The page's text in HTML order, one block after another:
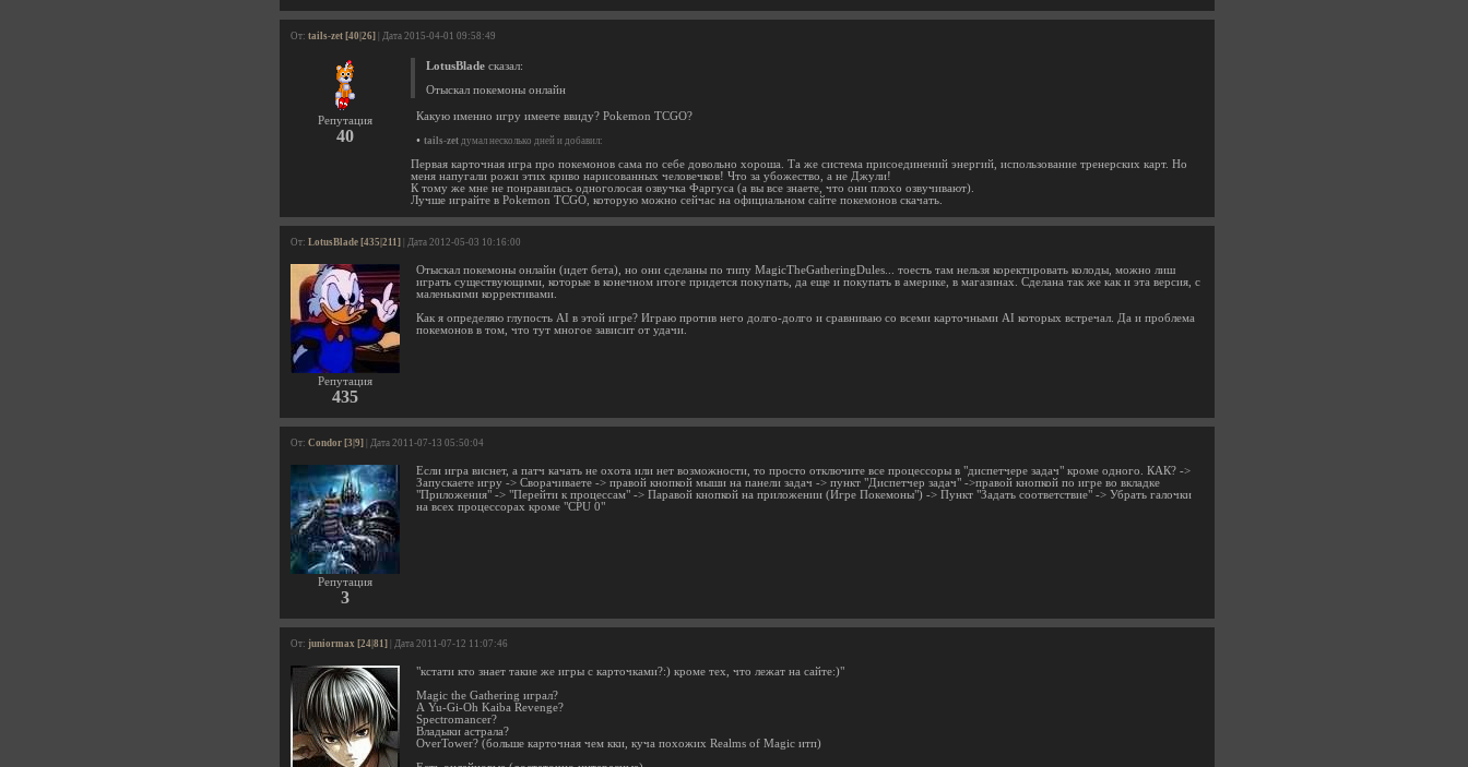
От: tails-zet [40|26] | Дата 2015-04-01 09:58:49
Репутация
40
LotusBlade сказал:
Отыскал покемоны онлайн
Какую именно игру имеете ввиду? Pokemon TCGO?
• tails-zet думал несколько дней и добавил:
Первая карточная игра про покемонов сама по себе довольно хороша. Та же система присоединений энергий, использование тренерских карт. Но
меня напугали рожи этих криво нарисованных человечков! Что за убожество, а не Джули!
К тому же мне не понравилась одноголосая озвучка Фаргуса (а вы все знаете, что они плохо озвучивают).
Лучше играйте в Pokemon TCGO, которую можно сейчас на официальном сайте покемонов скачать.
От: LotusBlade [435|211] | Дата 2012-05-03 10:16:00
Репутация
435
Отыскал покемоны онлайн (идет бета), но они сделаны по типу MagicTheGatheringDules... тоесть там нельзя коректировать колоды, можно лиш
играть существующими, которые в конечном итоге придется покупать, да еще и покупать в америке, в магазинах. Сделана так же как и эта версия, с
маленькими коррективами.
Как я определяю глупость AI в этой игре? Играю против него долго-долго и сравниваю со всеми карточными AI которых встречал. Да и проблема
покемонов в том, что тут многое зависит от удачи.
От: Condor [3|9] | Дата 2011-07-13 05:50:04
Репутация
3
Если игра виснет, а патч качать не охота или нет возможности, то просто отключите все процессоры в "диспетчере задач" кроме одного. КАК? ->
Запускаете игру -> Сворачиваете -> правой кнопкой мыши на панели задач -> пункт "Диспетчер задач" ->правой кнопкой по игре во вкладке
"Приложения" -> "Перейти к процессам" -> Паравой кнопкой на приложении (Игре Покемоны") -> Пункт "Задать соответствие" -> Убрать галочки
на всех процессорах кроме "CPU 0"
От: juniormax [24|81] | Дата 2011-07-12 11:07:46
"кстати кто знает такие же игры с карточками?:) кроме тех, что лежат на сайте:)"
Magic the Gathering играл?
А Yu-Gi-Oh Kaiba Revenge?
Spectromancer?
Владыки астрала?
OverTower? (больше карточная чем кки, куча похожих Realms of Magic итп)